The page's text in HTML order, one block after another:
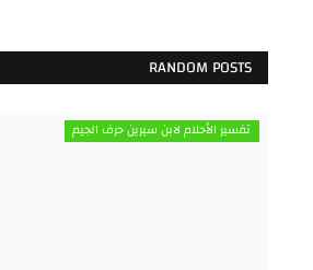
RANDOM POSTS
تفسير الأحلام لابن سيرين حرف الذال